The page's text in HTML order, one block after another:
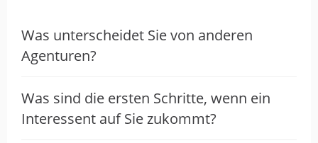
denkt mit, bringt eigene Ideen ein und
findet für jedes Problem eine passende
Lösung – schnell, zuverlässig und mit viel
oder Updates – wir fühlen uns bestens
aufgehoben.
Was unterscheidet Sie von anderen
Agenturen?
Was sind die ersten Schritte, wenn ein
Interessent auf Sie zukommt?